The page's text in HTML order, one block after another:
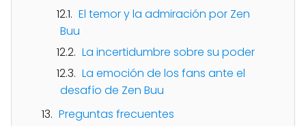
El temor y la admiración por Zen
Buu
La incertidumbre sobre su poder
La emoción de los fans ante el
desafío de Zen Buu
Preguntas frecuentes